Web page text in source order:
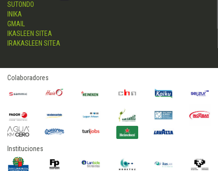
SUTONDO
INIKA
GMAIL
IKASLEEN SITEA
IRAKASLEEN SITEA
Colaboradores
Instituciones